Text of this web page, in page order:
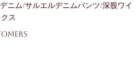
ニム/サルエルデニムパンツ/深股ワイ
ス